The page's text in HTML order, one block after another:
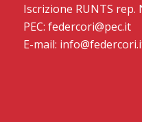
Iscrizione RUNTS rep.
PEC: federcori@pec.it
E-mail: